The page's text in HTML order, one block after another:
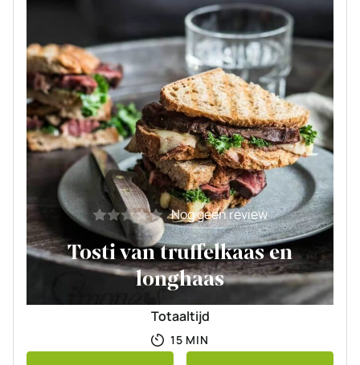
Nog geen review
Tosti van truffelkaas en
longhaas
Totaaltijd
15MINUTEN
MIN